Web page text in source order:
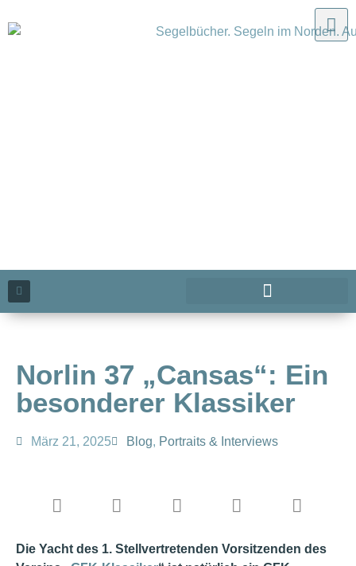
Norlin 37 „Cansas“: Ein
besonderer Klassiker
März 21, 2025 Blog, Portraits & Interviews
Die Yacht des 1. Stellvertretenden Vorsitzenden des